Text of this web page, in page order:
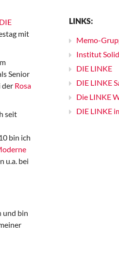
DIE
mit
Senior
der Rosa
seit
bin ich
u.a. bei
und bin
LINKS:
Memo-
Institut
DIE LINKE
DIE LINKE
Die LINKE
DIE LINKE